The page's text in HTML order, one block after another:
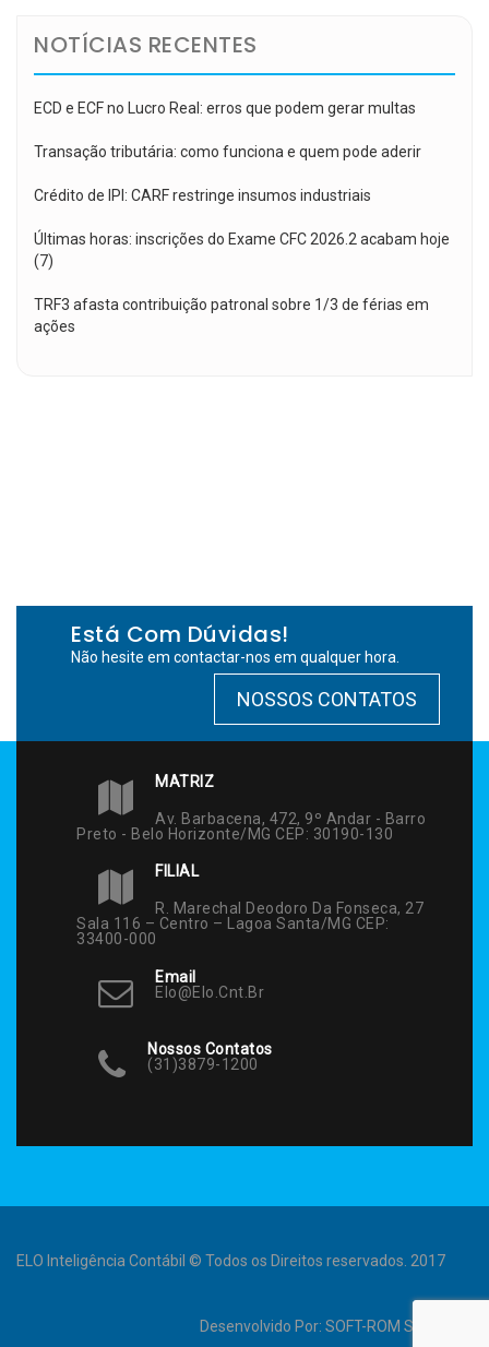
NOTÍCIAS RECENTES
ECD e ECF no Lucro Real: erros que podem gerar multas
Transação tributária: como funciona e quem pode aderir
Crédito de IPI: CARF restringe insumos industriais
Últimas horas: inscrições do Exame CFC 2026.2 acabam hoje
(7)
TRF3 afasta contribuição patronal sobre 1/3 de férias em
ações
Está Com Dúvidas!
Não hesite em contactar-nos em qualquer hora.
NOSSOS CONTATOS
MATRIZ
Av. Barbacena, 472, 9º Andar - Barro
Preto - Belo Horizonte/MG CEP: 30190-130
FILIAL
R. Marechal Deodoro Da Fonseca, 27
Sala 116 – Centro – Lagoa Santa/MG CEP:
33400-000
Email
Elo@elo.cnt.br
Nossos Contatos
(31)3879-1200
ELO Inteligência Contábil © Todos os Direitos reservados. 2017
Desenvolvido Por: SOFT-ROM Sistemas